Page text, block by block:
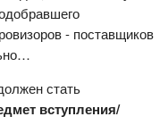
- поставщиков
стать
вступления/